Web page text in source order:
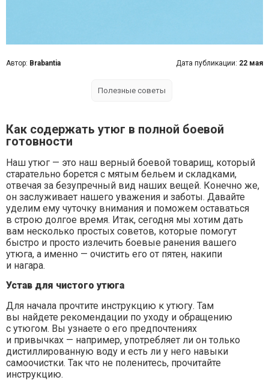
Как содержать утюг в полной боевой
готовности
Наш утюг — это наш верный боевой товарищ, который
старательно борется с мятым бельем и складками,
отвечая за безупречный вид наших вещей. Конечно же,
он заслуживает нашего уважения и заботы. Давайте
уделим ему чуточку внимания и поможем оставаться
в строю долгое время. Итак, сегодня мы хотим дать
вам несколько простых советов, которые помогут
быстро и просто излечить боевые ранения вашего
утюга, а именно — очистить его от пятен, накипи
и нагара.
Устав для чистого утюга
Для начала прочтите инструкцию к утюгу. Там
вы найдете рекомендации по уходу и обращению
с утюгом. Вы узнаете о его предпочтениях
и привычках — например, употребляет ли он только
дистиллированную воду и есть ли у него навыки
самоочистки. Так что не поленитесь, прочитайте
инструкцию.
Автор: Brabantia Дата публикации: 22 мая
Полезные советы